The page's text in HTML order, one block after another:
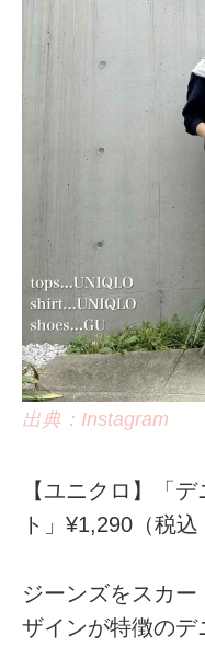
出典：Instagram
【ユニクロ】「
ト」¥1,290（税込
ジーンズをスカ
ザインが特徴のデ